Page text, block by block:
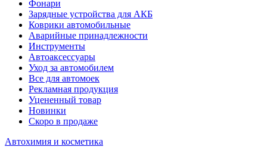
Фонари
Зарядные устройства для АКБ
Коврики автомобильные
Аварийные принадлежности
Инструменты
Автоаксессуары
Уход за автомобилем
Все для автомоек
Рекламная продукция
Уцененный товар
Новинки
Скоро в продаже
Автохимия и косметика